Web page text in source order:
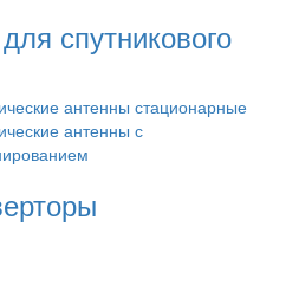
спутникового
антенны стационарные
антенны с